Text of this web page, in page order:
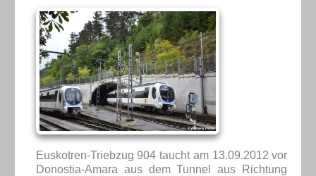
Euskotren-Triebzug 904 taucht am 13.09.2012 vor
Donostia-Amara aus dem Tunnel aus Richtung